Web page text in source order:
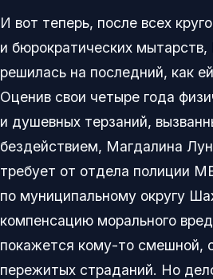
И вот теперь, после всех
и бюрократических
решилась на последний, как
Оценив свои четыре года
и душевных терзаний,
бездействием, Магдалина
требует от отдела полиции
по муниципальному округу
компенсацию морального
покажется кому-то смешной,
пережитых страданий. Но